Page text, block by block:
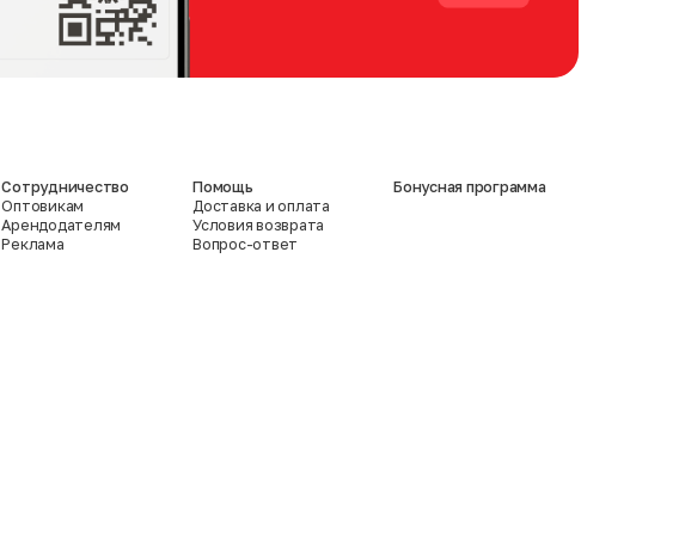
Сотрудничество
Оптовикам
Арендодателям
Реклама
Помощь
Доставка и оплата
Условия возврата
Вопрос-ответ
Бонусная программа